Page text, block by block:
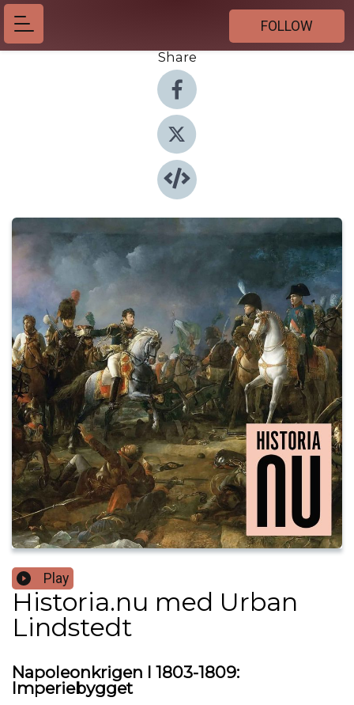
FOLLOW
Share
Play
Historia.nu med Urban
Lindstedt
Napoleonkrigen I 1803-1809:
Imperiebygget